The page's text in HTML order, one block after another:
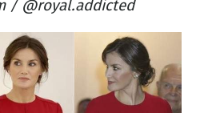
/ @royal.addicted